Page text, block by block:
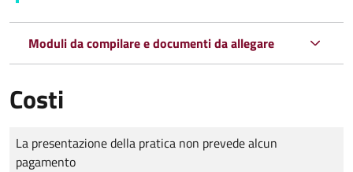
Moduli da compilare e documenti da allegare
Costi
Tipo di pagamento
Importo
La presentazione della pratica non prevede alcun
pagamento